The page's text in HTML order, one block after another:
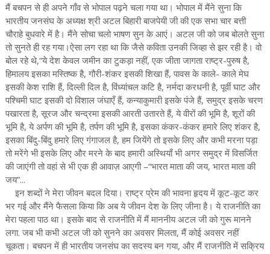
मैं बचपन से ही अपने गाँव से भोपाल पढ़ने चला गया था। भोपाल में मैंने सुना कि
भारतीय जनसंघ के अध्यक्ष श्री अटल बिहारी बाजपेयी जी की एक सभा चार बत्ती
चौराहे बुधवारे में है। मैंने सोचा चलो भाषण सुन के आएं। अटल जी को जब बोलते सुना
तो सुनते ही रह गया।ऐसा लग रहा था कि जैसे कविता उनकी जिव्हा से झर रही है। वो
बोल रहे थे,“ये देश केवल जमीन का टुकड़ा नहीं, एक जीता जागता राष्ट्र-पुरुष है,
हिमालय इसका मस्तिष्क है, गौरी-शंकर इसकी शिखा हैं, पावस के काले- काले मेघ
इसकी केश राशि हैं, दिल्ली दिल है, विंध्यांचल कटि है, नर्मदा करधनी है, पूर्वी घाट और
पश्चिमी घाट इसकी दो विशाल जंघाएँ हैं, कन्याकुमारी इसके पंजे हैं, समुद्र इसके चरण
पखारता है, सूरज और चन्द्रमा इसकी आरती उतारते हैं, ये वीरों की भूमि है, शूरों की
भूमि है, ये अर्पण की भूमि है, तर्पण की भूमि है, इसका कंकर-कंकर हमारे लिए शंकर है,
इसका बिंदु-बिंदु हमारे लिए गंगाजल है, हम जियेंगे तो इसके लिए और कभी मरना पड़ा
तो मरेंगे भी इसके लिए और मरने के बाद हमारी अस्थियाँ भी अगर समुद्र में विसर्जित
की जाएंगी तो वहां से भी एक ही आवाज़ आएगी –“भारत माता की जय, भारत माता की
जय”...
इन शब्दों ने मेरा जीवन बदल दिया। राष्ट्र प्रेम की भावना हृदय में कूट-कूट कर
भर गई और मैंने फैसला किया कि अब ये जीवन देश के लिए जीना है। ये राजनीति का
मेरा पहला पाठ था। इसके बाद से राजनीति में मैं माननीय अटल जी को गुरू मानने
लगा. जब भी कभी अटल जी को सुनने का अवसर मिलता, मैं कोई अवसर नहीं
चूकता। बचपन में ही भारतीय जनसंघ का सदस्य बन गया, और मैं राजनीति में सक्रिय